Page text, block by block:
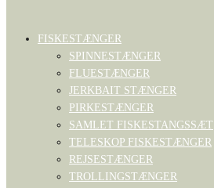
FISKESTÆNGER
SPINNESTÆNGER
FLUESTÆNGER
JERKBAIT STÆNGER
PIRKESTÆNGER
SAMLET FISKESTANGSSÆT
TELESKOP FISKESTÆNGER
REJSESTÆNGER
TROLLINGSTÆNGER